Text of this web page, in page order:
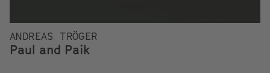
ANDREAS TRÖGER
Paul and Paik